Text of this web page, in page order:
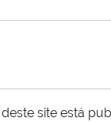
site está